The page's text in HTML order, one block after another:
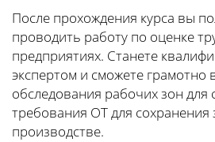
После прохождения курса вы
проводить работу по оценке
предприятиях. Станете
экспертом и сможете грамотно
обследования рабочих зон для
требования ОТ для сохранения
производстве.